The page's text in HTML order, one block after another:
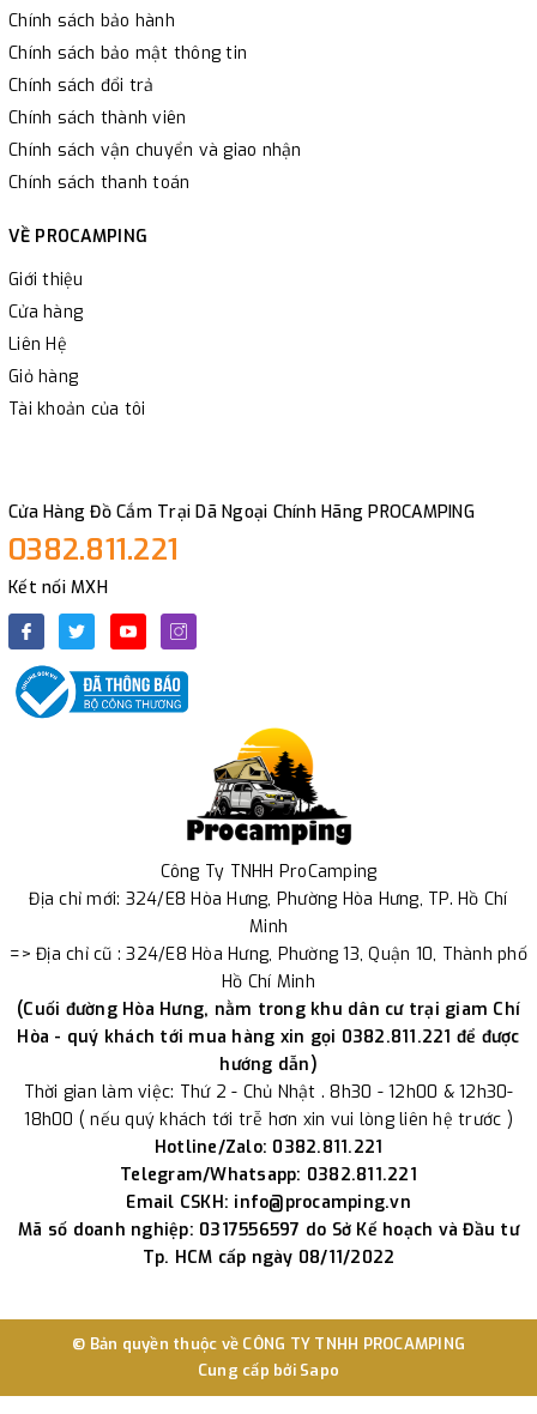
Chính sách bảo hành
Chính sách bảo mật thông tin
Chính sách đổi trả
Chính sách thành viên
Chính sách vận chuyển và giao nhận
Chính sách thanh toán
VỀ PROCAMPING
Giới thiệu
Cửa hàng
Liên Hệ
Giỏ hàng
Tài khoản của tôi
Cửa Hàng Đồ Cắm Trại Dã Ngoại Chính Hãng PROCAMPING
0382.811.221
Kết nối MXH
Công Ty TNHH ProCamping
Địa chỉ mới: 324/E8 Hòa Hưng, Phường Hòa Hưng, TP. Hồ Chí
Minh
=> Địa chỉ cũ : 324/E8 Hòa Hưng, Phường 13, Quận 10, Thành phố
Hồ Chí Minh
(Cuối đường Hòa Hưng, nằm trong khu dân cư trại giam Chí
Hòa - quý khách tới mua hàng xin gọi 0382.811.221 để được
hướng dẫn)
Thời gian làm việc: Thứ 2 - Chủ Nhật . 8h30 - 12h00 & 12h30-
18h00 ( nếu quý khách tới trễ hơn xin vui lòng liên hệ trước )
Hotline/Zalo: 0382.811.221
Telegram/Whatsapp: 0382.811.221
Email CSKH: info@procamping.vn
Mã số doanh nghiệp: 0317556597 do Sở Kế hoạch và Đầu tư
Tp. HCM cấp ngày 08/11/2022
© Bản quyền thuộc về CÔNG TY TNHH PROCAMPING
Cung cấp bởi Sapo